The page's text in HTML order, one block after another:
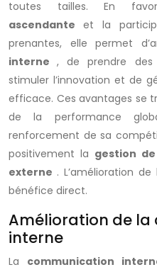
toutes tailles. En
ascendante et la
prenantes, elle permet
interne, de prendre des
stimuler l’innovation et de
efficace. Ces avantages se
de la performance
renforcement de sa
positivement la gestion
externe . L’amélioration de
bénéfice direct.
Amélioration de
interne
La communication